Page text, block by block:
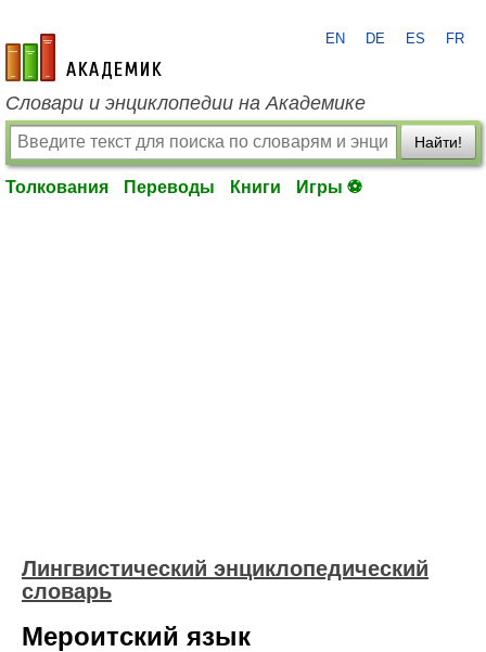
academic.ru
EN DE ES FR
Словари и энциклопедии на Академике
Найти!
Толкования Переводы Книги Игры ⚽
Лингвистический энциклопедический
словарь
Мероитский язык